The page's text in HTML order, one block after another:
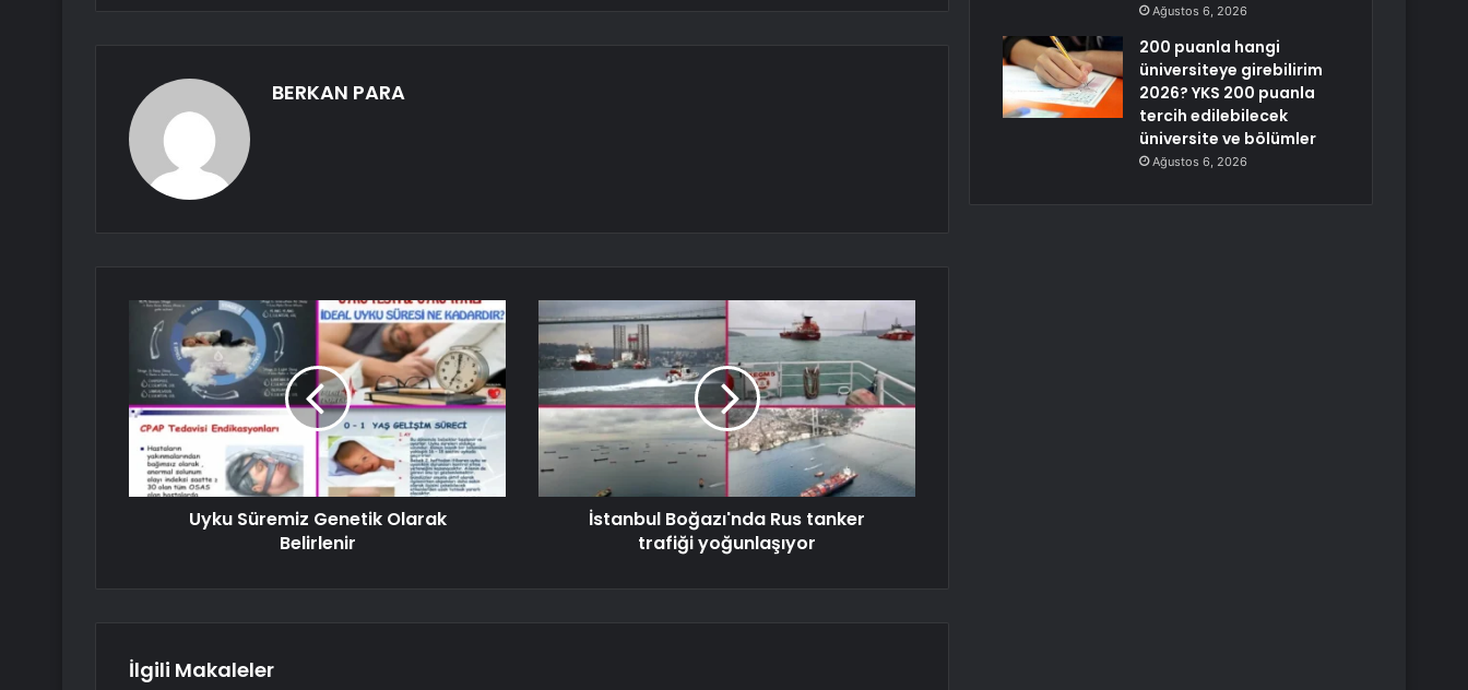
BERKAN PARA
Uyku Süremiz Genetik Olarak
Belirlenir
İstanbul Boğazı'nda Rus tanker
trafiği yoğunlaşıyor
İlgili Makaleler
Ağustos 6, 2026
200 puanla hangi
üniversiteye girebilirim
2026? YKS 200 puanla
tercih edilebilecek
üniversite ve bölümler
Ağustos 6, 2026